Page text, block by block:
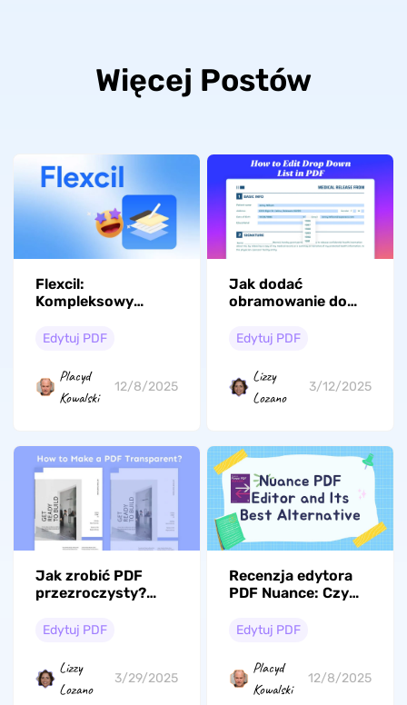
Więcej Postów
Flexcil:
Kompleksowy
alternatywy
Edytuj PDF
Placyd
Kowalski
12/8/2025
Jak dodać
obramowanie do
sposoby)
Edytuj PDF
Lizzy
Lozano
3/12/2025
Jak zrobić PDF
przezroczysty?
Edytuj PDF
Lizzy
Lozano
3/29/2025
Recenzja edytora
PDF Nuance: Czym
Edytuj PDF
Placyd
Kowalski
12/8/2025